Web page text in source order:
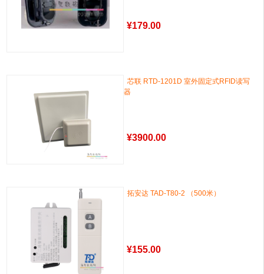
¥179.00
芯联 RTD-1201D 室外固定式RFID读写
器
¥3900.00
拓安达 TAD-T80-2 （500米）
¥155.00